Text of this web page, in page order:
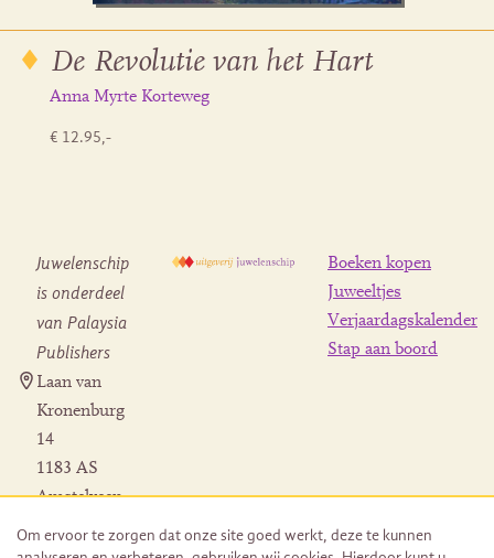
De Revolutie van het Hart
Anna Myrte Korteweg
€ 12.95,-
Juwelenschip
is onderdeel
van Palaysia
Publishers
Laan van
Kronenburg
14
1183 AS
Amstelveen
Herroeping
Boeken kopen
Juweeltjes
Verjaardagskalender
Stap aan boord
Om ervoor te zorgen dat onze site goed werkt, deze te kunnen